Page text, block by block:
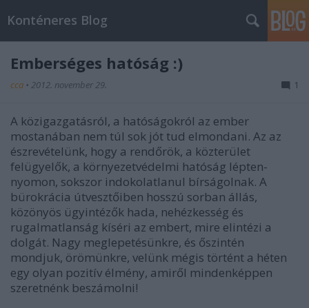
Konténeres Blog
Emberséges hatóság :)
cca • 2012. november 29. 1
A közigazgatásról, a hatóságokról az ember
mostanában nem túl sok jót tud elmondani. Az az
észrevételünk, hogy a rendőrök, a közterület
felügyelők, a környezetvédelmi hatóság lépten-
nyomon, sokszor indokolatlanul bírságolnak. A
bürokrácia útvesztőiben hosszú sorban állás,
közönyös ügyintézők hada, nehézkesség és
rugalmatlanság kíséri az embert, mire elintézi a
dolgát. Nagy meglepetésünkre, és őszintén
mondjuk, örömünkre, velünk mégis történt a héten
egy olyan pozitív élmény, amiről mindenképpen
szeretnénk beszámolni!